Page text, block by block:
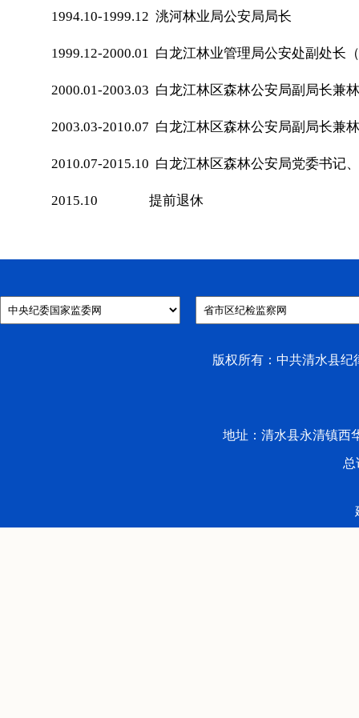
1994.10-1999.12 洮河林业局公安局局长
1999.12-2000.01 白龙江林业管理局公安处副处长
2000.01-2003.03 白龙江林区森林公安局副局长兼
2003.03-2010.07 白龙江林区森林公安局副局长兼
2010.07-2015.10 白龙江林区森林公安局党委书记
2015.10 提前退休
版权所有：中共清水县纪
地址：清水县永清镇西
总